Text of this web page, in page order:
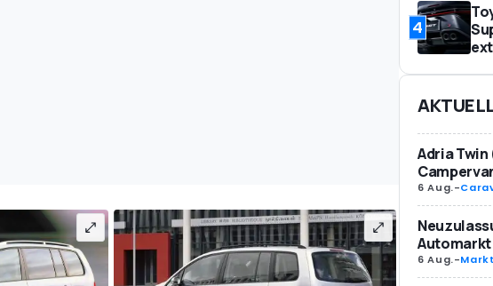
4
Adria
6 Aug.-
Automarkt
6 Aug.-Markt